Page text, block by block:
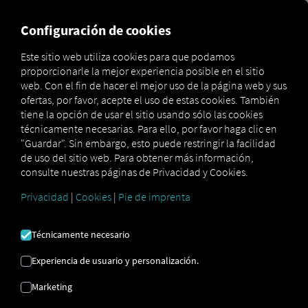
MAN
DIGITALSERVICES
¡Comience hoy mismo conla gestión
digital de flotas!
Con los servicios digitales de MAN
vehículos diésel y eléctricos.
vehículo
Configuración de cookies
Este sitio web utiliza cookies para que podamos
proporcionarle la mejor experiencia posible en el sitio
web. Con el fin de hacer el mejor uso de la página web y sus
ofertas, por favor, acepte el uso de estas cookies. También
tiene la opción de usar el sitio usando sólo las cookies
técnicamente necesarias. Para ello, por favor haga clic en
"Guardar". Sin embargo, esto puede restringir la facilidad
de uso del sitio web. Para obtener más información,
consulte nuestras páginas de Privacidad y Cookies.
Privacidad | Cookies | Pie de imprenta
Técnicamente necesario
Experiencia de usuario y personalización.
Marketing